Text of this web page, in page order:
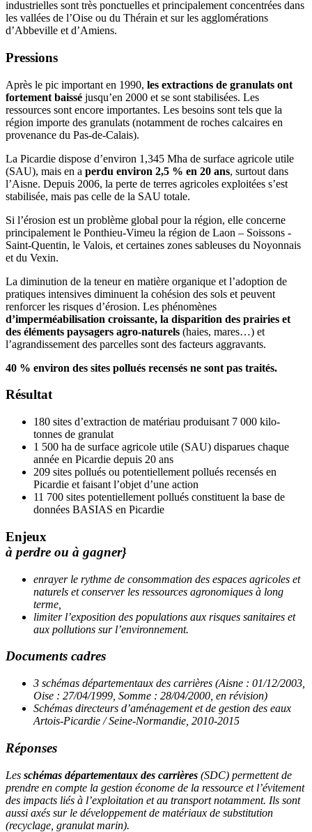
industrielles sont très ponctuelles et principalement concentrées dans
les vallées de l’Oise ou du Thérain et sur les agglomérations
d’Abbeville et d’Amiens.
Pressions
Après le pic important en 1990, les extractions de granulats ont
fortement baissé jusqu’en 2000 et se sont stabilisées. Les
ressources sont encore importantes. Les besoins sont tels que la
région importe des granulats (notamment de roches calcaires en
provenance du Pas-de-Calais).
La Picardie dispose d’environ 1,345 Mha de surface agricole utile
(SAU), mais en a perdu environ 2,5 % en 20 ans, surtout dans
l’Aisne. Depuis 2006, la perte de terres agricoles exploitées s’est
stabilisée, mais pas celle de la SAU totale.
Si l’érosion est un problème global pour la région, elle concerne
principalement le Ponthieu-Vimeu la région de Laon – Soissons -
Saint-Quentin, le Valois, et certaines zones sableuses du Noyonnais
et du Vexin.
La diminution de la teneur en matière organique et l’adoption de
pratiques intensives diminuent la cohésion des sols et peuvent
renforcer les risques d’érosion. Les phénomènes
d’imperméabilisation croissante, la disparition des prairies et
des éléments paysagers agro-naturels (haies, mares…) et
l’agrandissement des parcelles sont des facteurs aggravants.
40 % environ des sites pollués recensés ne sont pas traités.
Résultat
180 sites d’extraction de matériau produisant 7 000 kilo-
tonnes de granulat
1 500 ha de surface agricole utile (SAU) disparues chaque
année en Picardie depuis 20 ans
209 sites pollués ou potentiellement pollués recensés en
Picardie et faisant l’objet d’une action
11 700 sites potentiellement pollués constituent la base de
données BASIAS en Picardie
Enjeux
à perdre ou à gagner}
enrayer le rythme de consommation des espaces agricoles et
naturels et conserver les ressources agronomiques à long
terme,
limiter l’exposition des populations aux risques sanitaires et
aux pollutions sur l’environnement.
Documents cadres
3 schémas départementaux des carrières (Aisne : 01/12/2003,
Oise : 27/04/1999, Somme : 28/04/2000, en révision)
Schémas directeurs d’aménagement et de gestion des eaux
Artois-Picardie / Seine-Normandie, 2010-2015
Réponses
Les schémas départementaux des carrières (SDC) permettent de
prendre en compte la gestion économe de la ressource et l’évitement
des impacts liés à l’exploitation et au transport notamment. Ils sont
aussi axés sur le développement de matériaux de substitution
(recyclage, granulat marin).